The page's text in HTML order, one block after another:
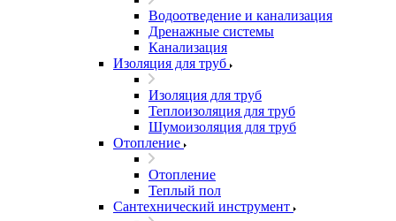
Водоотведение и канализация
Дренажные системы
Канализация
Изоляция для труб
Изоляция для труб
Теплоизоляция для труб
Шумоизоляция для труб
Отопление
Отопление
Теплый пол
Сантехнический инструмент